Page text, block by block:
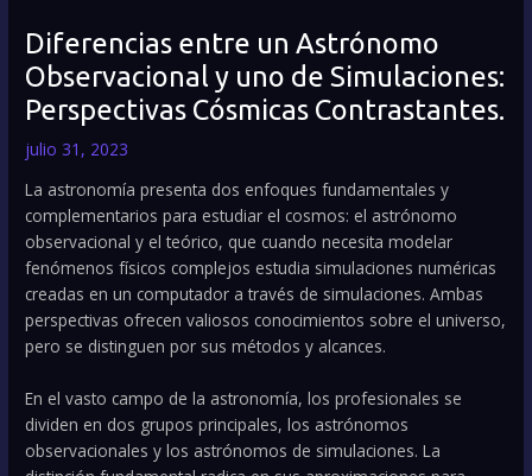
Diferencias entre un Astrónomo
Observacional y uno de Simulaciones:
Perspectivas Cósmicas Contrastantes.
julio 31, 2023
La astronomía presenta dos enfoques fundamentales y
complementarios para estudiar el cosmos: el astrónomo
observacional y el teórico, que cuando necesita modelar
fenómenos físicos complejos estudia simulaciones numéricas
creadas en un computador a través de simulaciones. Ambas
perspectivas ofrecen valiosos conocimientos sobre el universo,
pero se distinguen por sus métodos y alcances.
En el vasto campo de la astronomía, los profesionales se
dividen en dos grupos principales, los astrónomos
observacionales y los astrónomos de simulaciones. La